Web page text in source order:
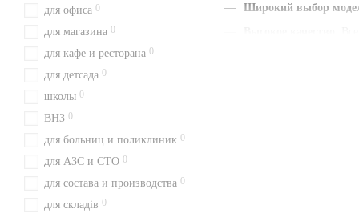
Широкий выбор
для офиса 0
для магазина 0
для кафе и ресторана 0
для детсада 0
школы 0
ВНЗ 0
для больниц и поликлиник 0
для АЗС и СТО 0
для состава и производства 0
для складів 0